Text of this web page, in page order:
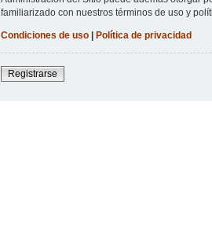
familiarizado con nuestros términos de uso y
Condiciones de uso| Política de privacidad
Registrarse